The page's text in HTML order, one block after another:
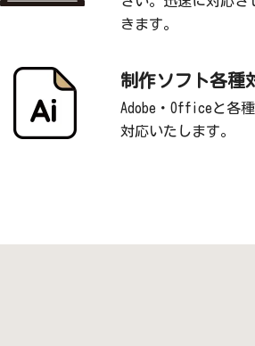
きます。
制作ソフト各種
Adobe・Officeと各
対応いたします。